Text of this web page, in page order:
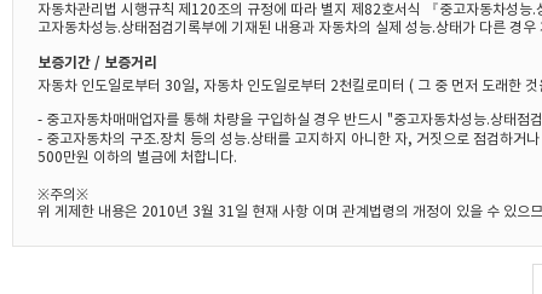
자동차관리법 시행규칙 제120조의 규정에 따라 별지 제82호서식 『중고자동차성
고자동차성능.상태점검기록부에 기재된 내용과 자동차의 실제 성능.상태가 다른 경
보증기간 / 보증거리
자동차 인도일로부터 30일, 자동차 인도일로부터 2천킬로미터 ( 그 중 먼저 도래한
- 중고자동차매매업자를 통해 차량을 구입하실 경우 반드시 "중고자동차성능.상태
- 중고자동차의 구조.장치 등의 성능.상태를 고지하지 아니한 자, 거짓으로 점검하
500만원 이하의 벌금에 처합니다.
※주의※
위 게제한 내용은 2010년 3월 31일 현재 사항 이며 관계법령의 개정이 있을 수 있으